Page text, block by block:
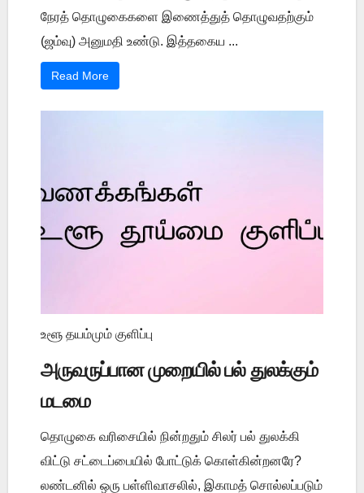
நேரத் தொழுகைகளை இணைத்துத் தொழுவதற்கும்
(ஜம்வு) அனுமதி உண்டு. இத்தகைய ...
Read More
உளூ தயம்மும் குளிப்பு
அருவருப்பான முறையில் பல் துலக்கும்
மடமை
தொழுகை வரிசையில் நின்றதும் சிலர் பல் துலக்கி
விட்டு சட்டைப்பையில் போட்டுக் கொள்கின்றனரே?
லண்டனில் ஒரு பள்ளிவாசலில், இகாமத் சொல்லப்படும்